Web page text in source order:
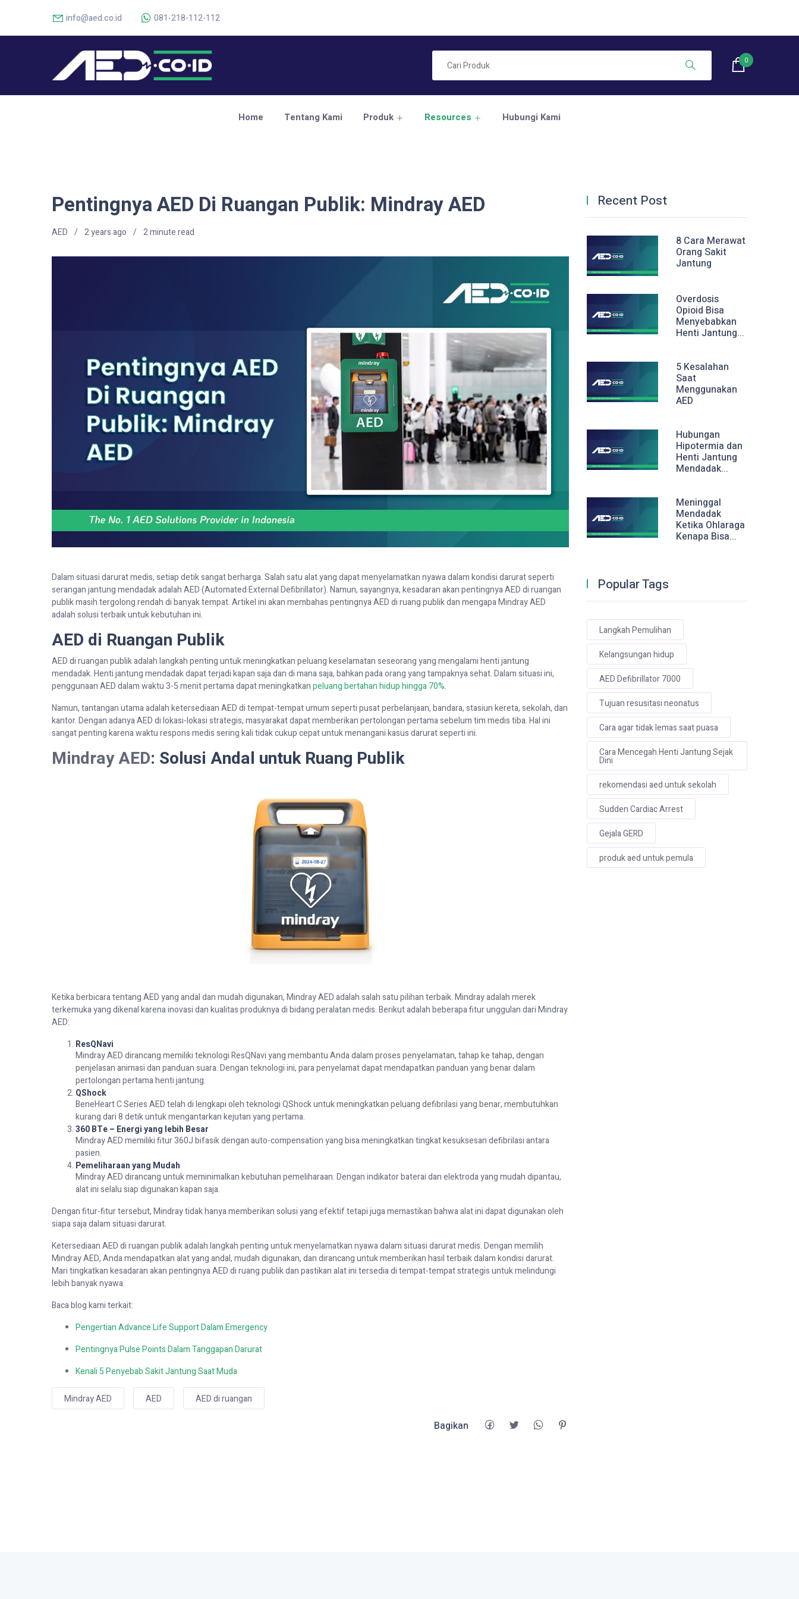
info@aed.co.id 081-218-112-112
0
Home Tentang Kami Produk Resources Hubungi Kami
Pentingnya AED Di Ruangan Publik: Mindray AED
AED 2 years ago 2minute read
Dalam situasi darurat medis, setiap detik sangat berharga. Salah satu alat yang dapat menyelamatkan nyawa dalam kondisi darurat seperti
serangan jantung mendadak adalah AED (Automated External Defibrillator). Namun, sayangnya, kesadaran akan pentingnya AED di ruangan
publik masih tergolong rendah di banyak tempat. Artikel ini akan membahas pentingnya AED di ruang publik dan mengapa Mindray AED
adalah solusi terbaik untuk kebutuhan ini.
AED di Ruangan Publik
AED di ruangan publik adalah langkah penting untuk meningkatkan peluang keselamatan seseorang yang mengalami henti jantung
mendadak. Henti jantung mendadak dapat terjadi kapan saja dan di mana saja, bahkan pada orang yang tampaknya sehat. Dalam situasi ini,
penggunaan AED dalam waktu 3-5 menit pertama dapat meningkatkanpeluang bertahan hidup hingga 70%.
Namun, tantangan utama adalah ketersediaan AED di tempat-tempat umum seperti pusat perbelanjaan, bandara, stasiun kereta, sekolah, dan
kantor. Dengan adanya AED di lokasi-lokasi strategis, masyarakat dapat memberikan pertolongan pertama sebelum tim medis tiba. Hal ini
sangat penting karena waktu respons medis sering kali tidak cukup cepat untuk menangani kasus darurat seperti ini.
Mindray AED: Solusi Andal untuk Ruang Publik
Ketika berbicara tentang AED yang andal dan mudah digunakan, Mindray AED adalah salah satu pilihan terbaik. Mindray adalah merek
terkemuka yang dikenal karena inovasi dan kualitas produknya di bidang peralatan medis. Berikut adalah beberapa fitur unggulan dari Mindray
AED:
ResQNavi
Mindray AED dirancang memiliki teknologi ResQNavi yang membantu Anda dalam proses penyelamatan, tahap ke tahap, dengan
penjelasan animasi dan panduan suara. Dengan teknologi ini, para penyelamat dapat mendapatkan panduan yang benar dalam
pertolongan pertama henti jantung.
QShock
BeneHeart C Series AED telah di lengkapi oleh teknologi QShock untuk meningkatkan peluang defibrilasi yang benar, membutuhkan
kurang dari 8 detik untuk mengantarkan kejutan yang pertama.
360 BTe – Energi yang lebih Besar
Mindray AED memiliki fitur 360J bifasik dengan auto-compensation yang bisa meningkatkan tingkat kesuksesan defibrilasi antara
pasien.
Pemeliharaan yang Mudah
Mindray AED dirancang untuk meminimalkan kebutuhan pemeliharaan. Dengan indikator baterai dan elektroda yang mudah dipantau,
alat ini selalu siap digunakan kapan saja.
Dengan fitur-fitur tersebut, Mindray tidak hanya memberikan solusi yang efektif tetapi juga memastikan bahwa alat ini dapat digunakan oleh
siapa saja dalam situasi darurat.
Ketersediaan AED di ruangan publik adalah langkah penting untuk menyelamatkan nyawa dalam situasi darurat medis. Dengan memilih
Mindray AED, Anda mendapatkan alat yang andal, mudah digunakan, dan dirancang untuk memberikan hasil terbaik dalam kondisi darurat.
Mari tingkatkan kesadaran akan pentingnya AED di ruang publik dan pastikan alat ini tersedia di tempat-tempat strategis untuk melindungi
lebih banyak nyawa.
Baca blog kamiterkait:
Pengertian Advance Life Support Dalam Emergency
Pentingnya Pulse Points Dalam Tanggapan Darurat
Kenali 5 Penyebab Sakit Jantung Saat Muda
Mindray AED AED AED di ruangan
Bagikan
Recent Post
8 Cara Merawat
Orang Sakit
Jantung
Overdosis
Opioid Bisa
Menyebabkan
Henti Jantung...
5 Kesalahan
Saat
Menggunakan
AED
Hubungan
Hipotermia dan
Henti Jantung
Mendadak...
Meninggal
Mendadak
Ketika Ohlaraga
Kenapa Bisa...
Popular Tags
Langkah Pemulihan
Kelangsungan hidup
AED Defibrillator 7000
Tujuan resusitasi neonatus
Cara agar tidak lemas saat puasa
Cara Mencegah Henti Jantung Sejak
Dini
rekomendasi aed untuk sekolah
Sudden Cardiac Arrest
Gejala GERD
produk aed untuk pemula